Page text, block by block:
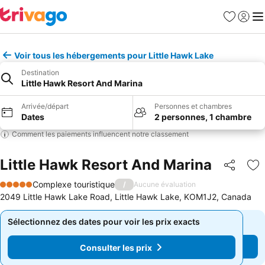
Favoris
Se
Voir tous les hébergements pour Little Hawk Lake
Destination
Little Hawk Resort And Marina
Arrivée/départ
Dates
Personnes et chambres
2 personnes, 1 chambre
Comment les paiements influencent notre classement
Little Hawk Resort And Marina Partager
5 Étoiles
Complexe touristique / Aucune évaluation
2049 Little Hawk Lake Road, Little Hawk Lake, KOM1J2, Canada
Sélectionnez des dates pour voir les prix exacts
Consulter les prix
Sélectionnez des dates pour voir les prix exacts
Consulter les prix